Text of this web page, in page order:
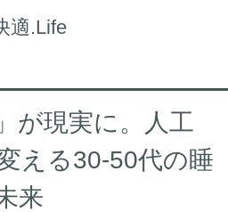
適.Life
が現実に。人工
える30-50代の睡
来